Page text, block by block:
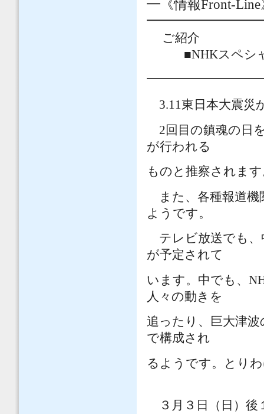
━《情報Front-Line
ご紹介
■NHKスペ
3.11 東日本大震災
2回目の鎮魂の日
が行われる
ものと推察されま
また、各種報道機
ようです。
テレビ放送でも、
が予定されて
います。中でも、
人々の動きを
追ったり、巨大津
で構成され
るようです。とり
３月３日（日）後